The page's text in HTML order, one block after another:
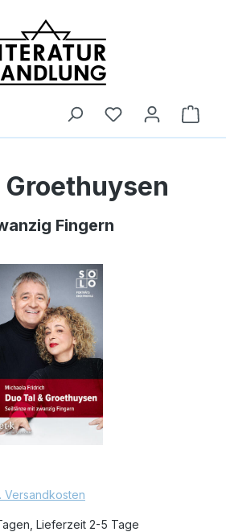
Groethuysen
Fingern
Versandkosten
Lieferzeit 2-5 Tage